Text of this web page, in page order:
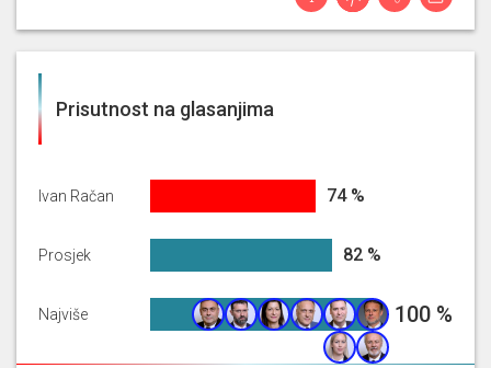
Prisutnost na glasanjima
Ivan Račan
Prosjek
Najviše
74.1891891891892%
74 %
82.04225055329395%
82 %
100% 100 %